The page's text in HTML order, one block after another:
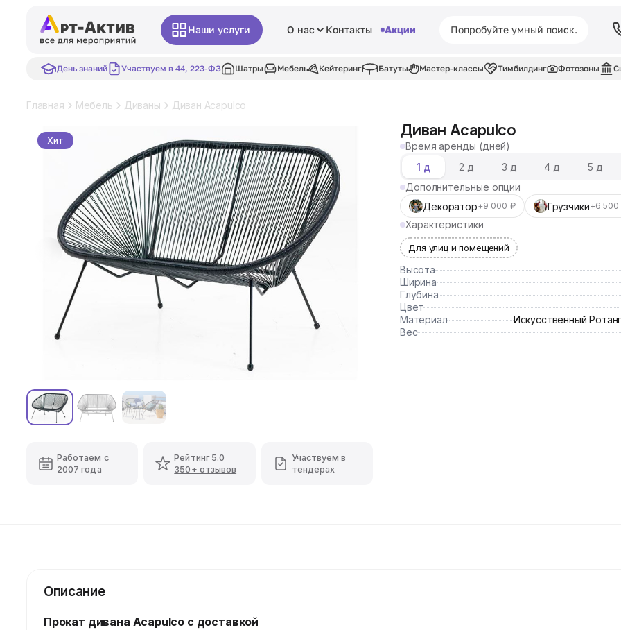
Наши услуги О нас Контакты Акции
День знаний Участвуем в 44, 223-ФЗ Шатры Мебель Кейтеринг Батуты Мастер-классы Тимбилдинг Фотозоны
Главная Мебель Диваны Диван Acapulco
Хит
Работаем с
2007 года
Рейтинг 5.0
350+ отзывов
Участвуем в
тендерах
Диван Acapulco
Время аренды (дней)
1 д
2 д 3 д 4 д 5 д
Дополнительные опции
Декоратор+9 000 ₽ Грузчики+6 500
Характеристики
Для улиц и помещений
Высота
Ширина
Глубина
Цвет
Материал
Искусственный
Вес
Описание
Прокат дивана Acapulco с доставкой